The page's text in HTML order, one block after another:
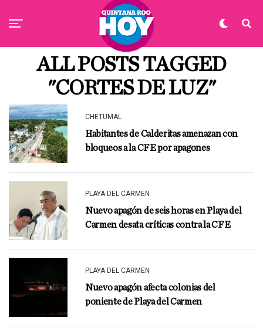
ALL POSTS TAGGED
"CORTES DE LUZ"
CHETUMAL
Habitantes de Calderitas amenazan con
bloqueos a la CFE por apagones
PLAYA DEL CARMEN
Nuevo apagón de seis horas en Playa del
Carmen desata críticas contra la CFE
PLAYA DEL CARMEN
Nuevo apagón afecta colonias del
poniente de Playa del Carmen